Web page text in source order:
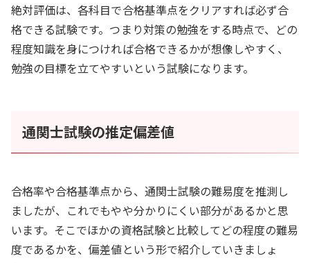
絶対評価は、各科目で合格基準点をクリアすれば必ず合
格できる試験です。つまり対策の勉強をする時点で、どの
程度知識を身につければ合格できるかが想像しやすく、
勉強の目標を立てやすいという試験になります。
通関士試験の推定偏差値
合格率や合格基準点から、通関士試験の難易度を推測し
ましたが、これでもやや分かりにくい部分があるかと思
います。そこでほかの資格試験と比較してどの程度の難易
度であるかを、偏差値という形で紹介していきましょ